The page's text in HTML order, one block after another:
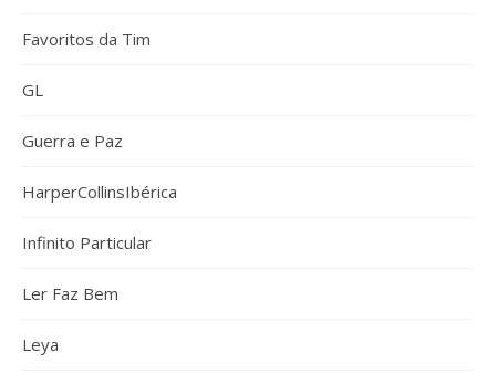
Favoritos da Tim
GL
Guerra e Paz
HarperCollinsIbérica
Infinito Particular
Ler Faz Bem
Leya